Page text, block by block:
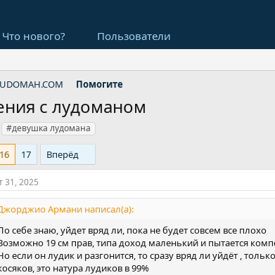
Что нового? Пользователи
Помогите
с лудоманом
Т
г
и
#девушка лудомана
16 17 Вперёд
31, 2025
Армани написал(а):
себе знаю, уйдет вряд ли, пока не будет совсем все плохо
19 см прав, типа доход маленький и пытается
если он лудик и разгонится, то сразу вряд ли уйдёт ,
это натура лудиков в 99%